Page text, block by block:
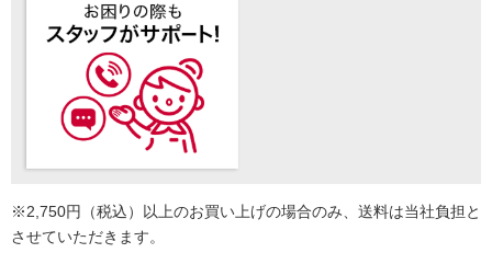
※2,750円（税込）以上のお買い上げの場合のみ、送料は当社負担と
させていただきます。